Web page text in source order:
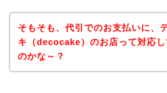
そもそも、代引でのお支払いに、
キ（decocake）のお店って対応し
のかな～？